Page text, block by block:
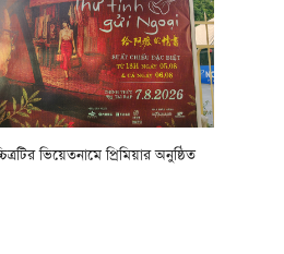
ভিয়েতনামে প্রিমিয়ার অনুষ্ঠিত